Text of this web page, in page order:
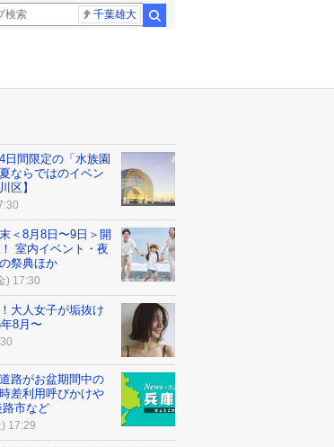
千葉雄大
日間限定の「水族園
ならではのイベン
区】
＜8月8日〜9日＞開
室内イベント・夜
祭典ほか
) 17:30
大人女子が垢抜け
8月〜
路がお盆期間中の
差利用呼びかけや
路市など
17:29